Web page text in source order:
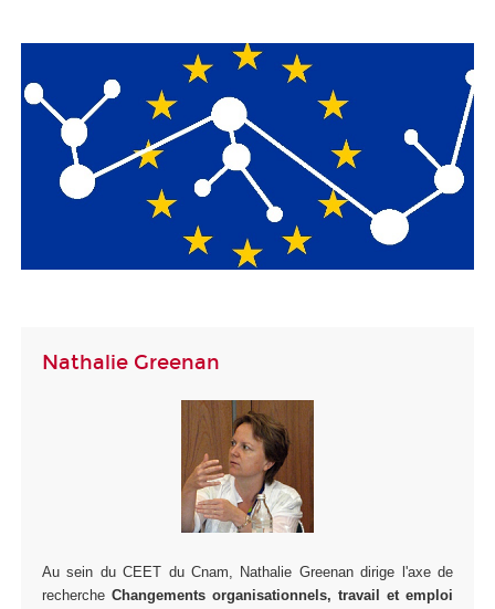
Nathalie Greenan
Au sein du CEET du Cnam, Nathalie Greenan dirige l'axe de
recherche Changements organisationnels, travail et emploi